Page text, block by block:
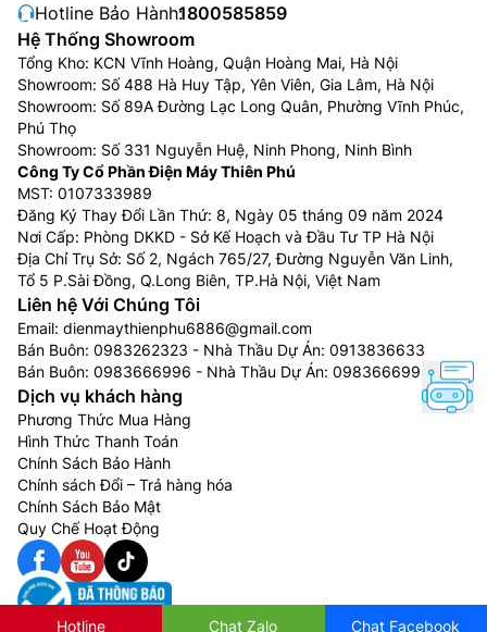
Hotline Bảo Hành:1800585859
Hệ Thống Showroom
Tổng Kho: KCN Vĩnh Hoàng, Quận Hoàng Mai, Hà Nội
Showroom: Số 488 Hà Huy Tập, Yên Viên, Gia Lâm, Hà Nội
Showroom: Số 89A Đường Lạc Long Quân, Phường Vĩnh Phúc,
Phú Thọ
Showroom: Số 331 Nguyễn Huệ, Ninh Phong, Ninh Bình
Công Ty Cổ Phần Điện Máy Thiên Phú
MST: 0107333989
Đăng Ký Thay Đổi Lần Thứ: 8, Ngày 05 tháng 09 năm 2024
Nơi Cấp: Phòng DKKD - Sở Kế Hoạch và Đầu Tư TP Hà Nội
Địa Chỉ Trụ Sở: Số 2, Ngách 765/27, Đường Nguyễn Văn Linh,
Tổ 5 P.Sài Đồng, Q.Long Biên, TP.Hà Nội, Việt Nam
Liên hệ Với Chúng Tôi
Email: dienmaythienphu6886@gmail.com
Bán Buôn: 0983262323 - Nhà Thầu Dự Án: 0913836633
Bán Buôn: 0983666996 - Nhà Thầu Dự Án: 0983666996
Dịch vụ khách hàng
Phương Thức Mua Hàng
Hình Thức Thanh Toán
Chính Sách Bảo Hành
Chính sách Đổi – Trả hàng hóa
Chính Sách Bảo Mật
Quy Chế Hoạt Động
Hotline Chat Zalo Chat Facebook